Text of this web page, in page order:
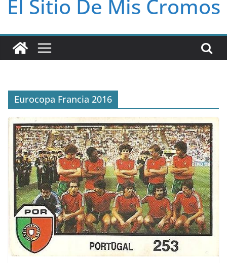
El Sitio De Mis Cromos
Eurocopa Francia 2016